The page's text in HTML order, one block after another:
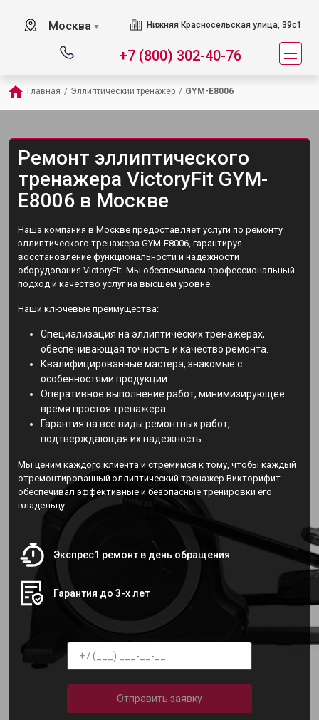
Москва ▼ Нижняя Красносельская улица, 39с1
+7 (800) 302-40-76
Главная / Эллиптический тренажер / GYM-E8006
Ремонт эллиптического
тренажера VictoryFit GYM-
E8006 в Москве
Наша компания в Москве предоставляет услуги по ремонту
эллиптического тренажера GYM-E8006, гарантируя
восстановление функциональности и надежности
оборудования VictoryFit. Мы обеспечиваем профессиональный
подход и качество услуг на высшем уровне.
Наши ключевые преимущества:
Специализация на эллиптических тренажерах,
обеспечивающая точность и качество ремонта.
Квалифицированные мастера, знакомые с
особенностями продукции.
Оперативное выполнение работ, минимизирующее
время простоя тренажера.
Гарантия на все виды ремонтных работ,
подтверждающая их надежность.
Мы ценим каждого клиента и стремимся к тому, чтобы каждый
отремонтированный эллиптический тренажер Викторифит
обеспечивал эффективные и безопасные тренировки его
владельцу.
Экспрес1 ремонт в день обращения
Гарантия до 3-х лет
Отправить заявку